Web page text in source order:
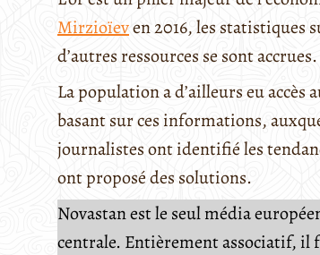
Mirzioïeven 2016, les statistiques
d’autres ressources se sont accrues.
La population a d’ailleurs eu accès
basant sur ces informations,
journalistes ont identifié les
ont proposé des solutions.
Novastan est le seul média
centrale. Entièrement associatif, il